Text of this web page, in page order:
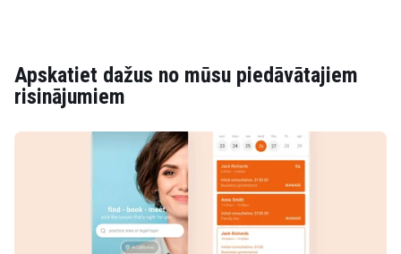
Apskatiet dažus no mūsu piedāvātajiem
risinājumiem